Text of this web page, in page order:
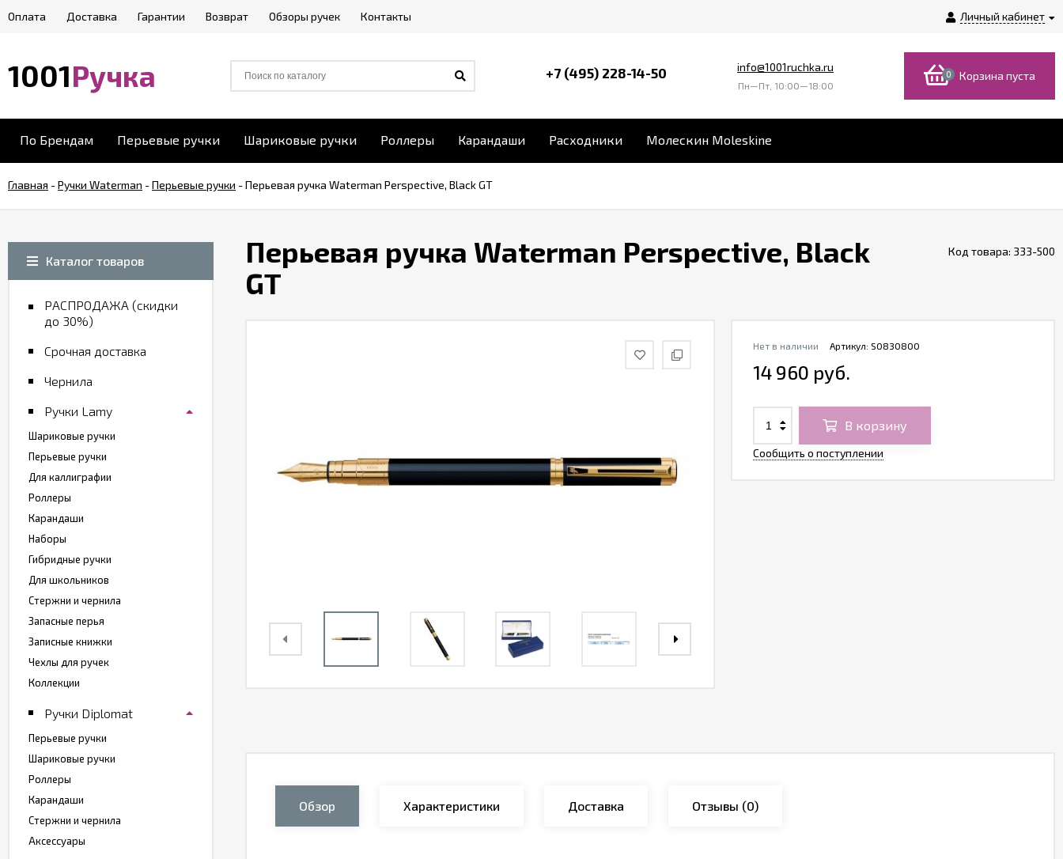
Личный кабинет
Оплата Доставка Гарантии Возврат Обзоры ручек Контакты
1001Ручка +7 (495) 228-14-50 info@1001ruchka.ru
Пн—Пт, 10:00—18:00
0 Корзина пуста
По Брендам Перьевые ручки Шариковые ручки Роллеры Карандаши Расходники Молескин Moleskine
Главная -Ручки Waterman -Перьевые ручки -Перьевая ручка Waterman Perspective, Black GT
Перьевая ручка Waterman Perspective, Black
GT
Код товара: 333-500
Артикул: S0830800
Нет в наличии
14 960 руб.
В корзину
Сообщить о поступлении
Обзор Характеристики Доставка Отзывы (0)
Каталог товаров
РАСПРОДАЖА (скидки
до 30%)
Срочная доставка
Чернила
Ручки Lamy
Шариковые ручки
Перьевые ручки
Для каллиграфии
Роллеры
Карандаши
Наборы
Гибридные ручки
Для школьников
Стержни и чернила
Запасные перья
Записные книжки
Чехлы для ручек
Коллекции
Ручки Diplomat
Перьевые ручки
Шариковые ручки
Роллеры
Карандаши
Стержни и чернила
Аксессуары